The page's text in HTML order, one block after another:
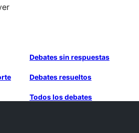
Debates sin respuestas
Debates resueltos
Todos los debates